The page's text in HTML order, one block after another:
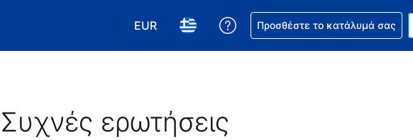
EUR
Επιλέξτε το νόμισμά σας. Το τωρινό σας νόμισμα
Επιλέξτε τη γλώσσα σας. Η τωρινή σας
Βοήθεια για την κράτησή σας
Προσθέστε το κατάλυμά σας
Συχνές ερωτήσεις